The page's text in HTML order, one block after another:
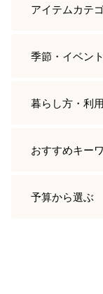
アイテムカテ
季節・イベント
暮らし方・利
おすすめキー
予算から選ぶ